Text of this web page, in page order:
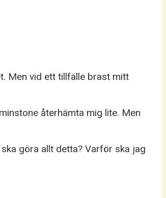
Men vid ett tillfälle brast mitt
återhämta mig lite. Men
göra allt detta? Varför ska jag